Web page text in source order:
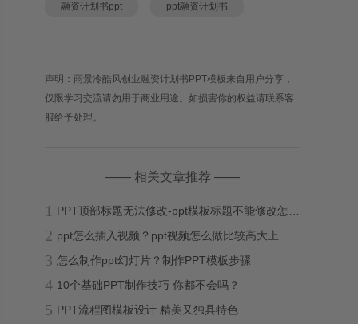
融资计划书ppt ppt融资计划书
声明：雨景冷酷风创业融资计划书PPT模板来自用户分享，
仅限学习交流请勿用于商业用途。如损害你的权益请联系客
服给予处理。
—— 相关文章推荐 ——
1 PPT顶部标题无法修改-ppt模板标题不能修改怎么办？
2 ppt怎么插入视频？ppt视频怎么做比较高大上
3 怎么制作ppt幻灯片？制作PPT模板步骤
4 10个基础PPT制作技巧 你都不会吗？
5 PPT流程图模板设计 精美又独具特色